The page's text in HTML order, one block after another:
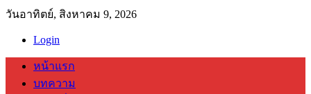
วันอาทิตย์, สิงหาคม 9, 2026
Login
หน้าแรก
บทความ